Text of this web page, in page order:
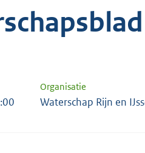
Organisatie
Waterschap Rijn en